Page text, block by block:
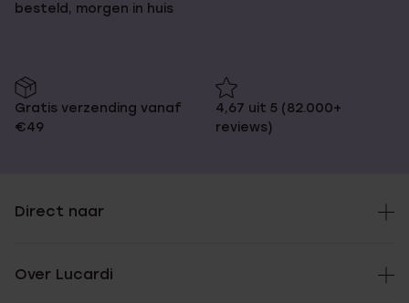
besteld, morgen in huis
Gratis verzending vanaf
€49
4,67 uit 5 (82.000+
reviews)
Direct naar
Over Lucardi